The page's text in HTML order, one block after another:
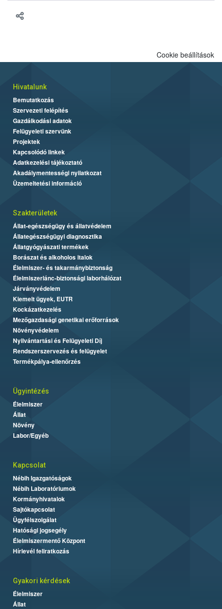
Cookie beállítások
Hivatalunk
Bemutatkozás
Szervezeti felépítés
Gazdálkodási adatok
Felügyeleti szervünk
Projektek
Kapcsolódó linkek
Adatkezelési tájékoztató
Akadálymentességi nyilatkozat
Üzemeltetési információ
Szakterületek
Állat-egészségügy és állatvédelem
Állategészségügyi diagnosztika
Állatgyógyászati termékek
Borászat és alkoholos italok
Élelmiszer- és takarmánybiztonság
Élelmiszerlánc-biztonsági laborhálózat
Járványvédelem
Kiemelt ügyek, EUTR
Kockázatkezelés
Mezőgazdasági genetikai erőforrások
Növényvédelem
Nyilvántartási és Felügyeleti Díj
Rendszerszervezés és felügyelet
Termékpálya-ellenőrzés
Ügyintézés
Élelmiszer
Állat
Növény
Labor/Egyéb
Kapcsolat
Nébih Igazgatóságok
Nébih Laboratóriumok
Kormányhivatalok
Sajtókapcsolat
Ügyfélszolgálat
Hatósági jogsegély
Élelmiszermentő Központ
Hírlevél feliratkozás
Gyakori kérdések
Élelmiszer
Állat